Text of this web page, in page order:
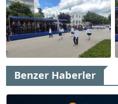
Benzer Haberler